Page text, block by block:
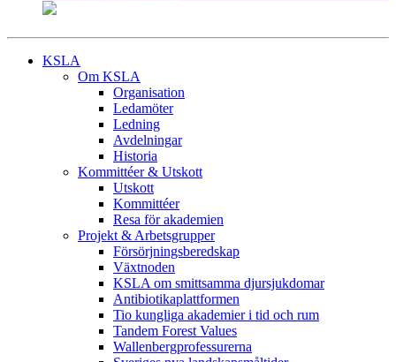
KSLA
Om KSLA
Organisation
Ledamöter
Ledning
Avdelningar
Historia
Kommittéer & Utskott
Utskott
Kommittéer
Resa för akademien
Projekt & Arbetsgrupper
Försörjningsberedskap
Växtnoden
KSLA om smittsamma djursjukdomar
Antibiotikaplattformen
Tio kungliga akademier i tid och rum
Tandem Forest Values
Wallenbergprofessurerna